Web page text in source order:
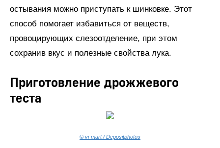
остывания можно приступать к шинковке. Этот
способ помогает избавиться от веществ,
провоцирующих слезоотделение, при этом
сохранив вкус и полезные свойства лука.
Приготовление дрожжевого
теста
© vi-mart / Depositphotos